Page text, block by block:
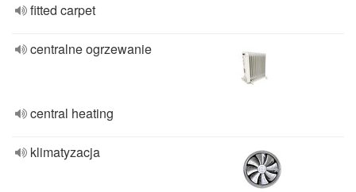
fitted carpet
centralne ogrzewanie
central heating
klimatyzacja